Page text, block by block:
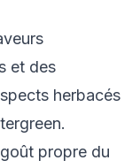
et des
herbacés
propre du